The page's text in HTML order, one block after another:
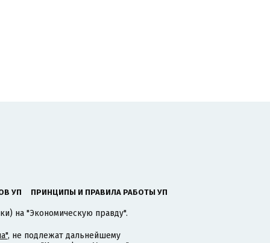
УП ПРИНЦИПЫ И ПРАВИЛА РАБОТЫ УП
на "Экономическую правду".
, не подлежат дальнейшему